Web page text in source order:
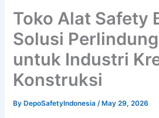
Toko Alat Safety
Solusi
untuk Industri
Konstruksi
By DepoSafetyIndonesia/ May 29, 2026